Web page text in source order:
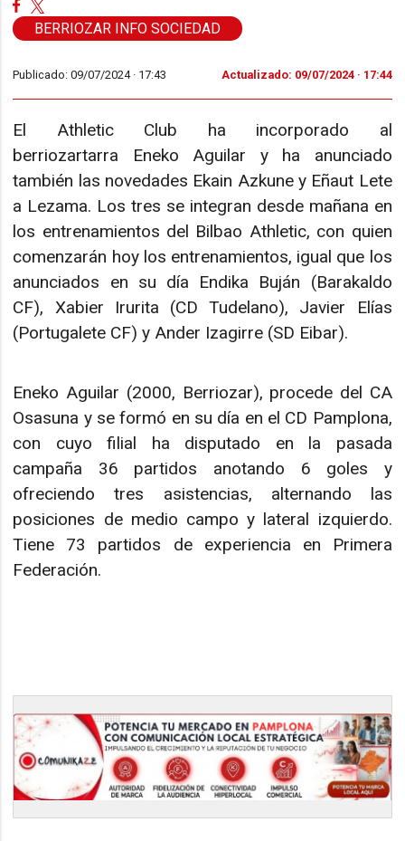
BERRIOZAR INFO SOCIEDAD
Publicado: 09/07/2024 · 17:43 Actualizado: 09/07/2024 · 17:44
El Athletic Club ha incorporado al
berriozartarra Eneko Aguilar y ha anunciado
también las novedades Ekain Azkune y Eñaut Lete
a Lezama. Los tres se integran desde mañana en
los entrenamientos del Bilbao Athletic, con quien
comenzarán hoy los entrenamientos, igual que los
anunciados en su día Endika Buján (Barakaldo
CF), Xabier Irurita (CD Tudelano), Javier Elías
(Portugalete CF) y Ander Izagirre (SD Eibar).
Eneko Aguilar (2000, Berriozar), procede del CA
Osasuna y se formó en su día en el CD Pamplona,
con cuyo filial ha disputado en la pasada
campaña 36 partidos anotando 6 goles y
ofreciendo tres asistencias, alternando las
posiciones de medio campo y lateral izquierdo.
Tiene 73 partidos de experiencia en Primera
Federación.